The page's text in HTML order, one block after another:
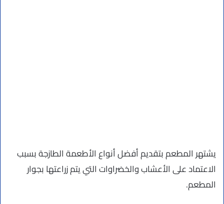
يشتهر المطعم بتقديم أفضل أنواع الأطعمة الطازجة بسبب
الاعتماد على الأعشاب والخضراوات التي يتم زراعتها بجوار
المطعم.